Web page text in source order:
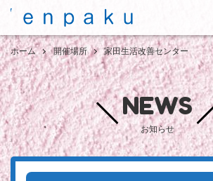
ホーム 開催場所 家田生活改善センター
NEWS
お知らせ